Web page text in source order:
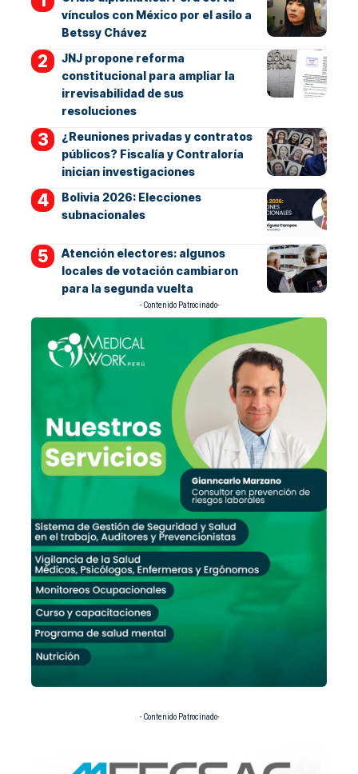
vínculos con México por el asilo a
Betssy Chávez
JNJ propone reforma
constitucional para ampliar la
irrevisabilidad de sus
resoluciones
¿Reuniones privadas y contratos
públicos? Fiscalía y Contraloría
inician investigaciones
Bolivia 2026: Elecciones
subnacionales
Atención electores: algunos
locales de votación cambiaron
para la segunda vuelta
- Contenido Patrocinado-
- Contenido Patrocinado-